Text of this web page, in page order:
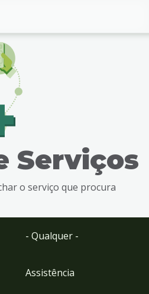
Serviços
o serviço que procura
- Qualquer -
Assistência